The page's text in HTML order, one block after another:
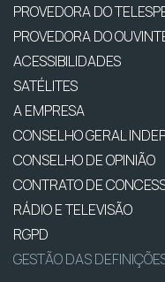
PROVEDORA DO
PROVEDORA DO
ACESSIBILIDADES
SATÉLITES
A EMPRESA
CONSELHO GERAL
CONSELHO DE OPINIÃO
CONTRATO DE
RÁDIO E TELEVISÃO
RGPD
GESTÃO DAS